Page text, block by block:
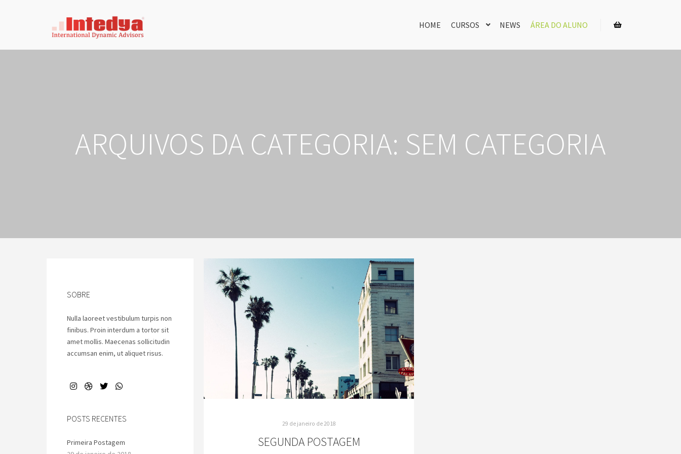
HOME CURSOS NEWS ÁREA DO ALUNO
ARQUIVOS DA CATEGORIA: SEM CATEGORIA
29 de janeiro de 2018
SEGUNDA POSTAGEM
SOBRE
Nulla laoreet vestibulum turpis non
finibus. Proin interdum a tortor sit
amet mollis. Maecenas sollicitudin
accumsan enim, ut aliquet risus.
POSTS RECENTES
Primeira Postagem